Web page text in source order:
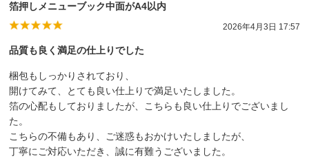
箔押しメニューブック中面がA4以内
2026年4月3日 17:57
品質も良く満足の仕上りでした
梱包もしっかりされており、
開けてみて、とても良い仕上りで満足いたしました。
箔の心配もしておりましたが、こちらも良い仕上りでございまし
た。
こちらの不備もあり、ご迷惑もおかけいたしましたが、
丁寧にご対応いただき、誠に有難うございました。